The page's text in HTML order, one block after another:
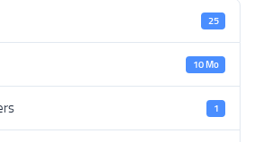
25
10 Mo
1